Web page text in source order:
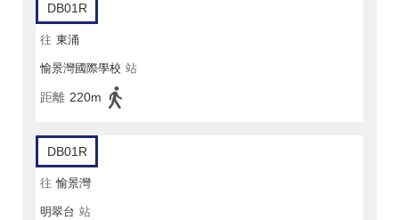
DB01R
往 東涌
愉景灣國際學校 站
距離 220m
DB01R
往 愉景灣
明翠台 站